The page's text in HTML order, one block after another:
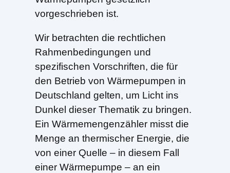
vorgeschrieben ist.
Wir betrachten die rechtlichen
Rahmenbedingungen und
spezifischen Vorschriften, die für
den Betrieb von Wärmepumpen in
Deutschland gelten, um Licht ins
Dunkel dieser Thematik zu bringen.
Ein Wärmemengenzähler misst die
Menge an thermischer Energie, die
von einer Quelle – in diesem Fall
einer Wärmepumpe – an ein